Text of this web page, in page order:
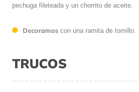
pechuga fileteada y un chorrito de aceite.
Decoramos con una ramita de tomillo.
TRUCOS